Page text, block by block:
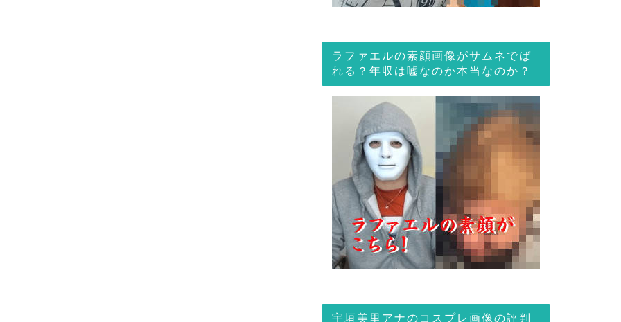
ラファエルの素顔画像がサムネでば
れる？年収は嘘なのか本当なのか？
宇垣美里アナのコスプレ画像の評判